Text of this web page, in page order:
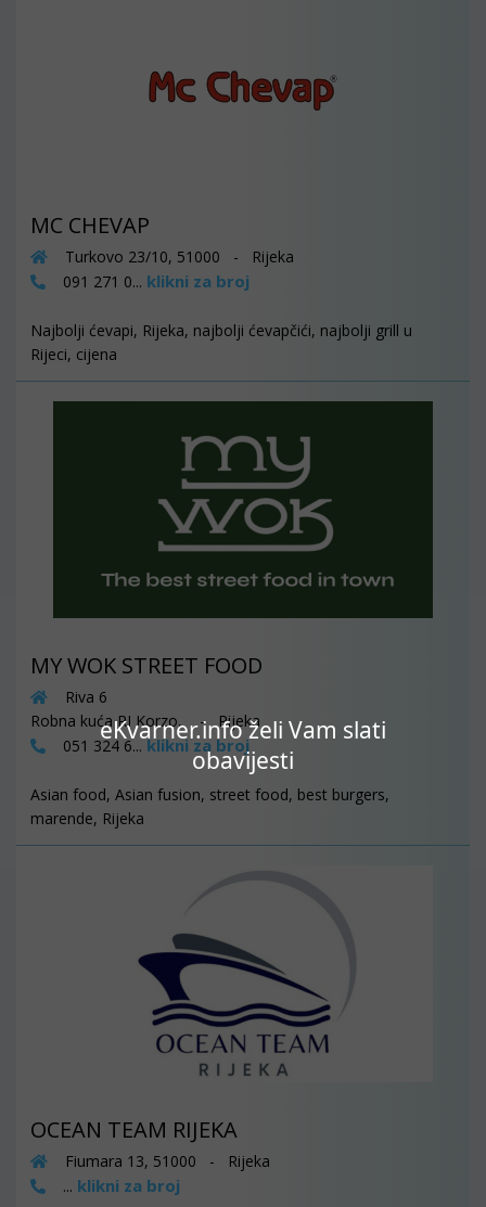
eKvarner.info želi Vam slati
obavijesti
MC CHEVAP
Turkovo 23/10, 51000 - Rijeka
091 271 0... klikni za broj
Najbolji ćevapi, Rijeka, najbolji ćevapčići, najbolji grill u
Rijeci, cijena
MY WOK STREET FOOD
Riva 6
Robna kuća RI Korzo, - Rijeka
051 324 6...klikni za broj
Asian food, Asian fusion, street food, best burgers,
marende, Rijeka
OCEAN TEAM RIJEKA
Fiumara 13, 51000 - Rijeka
... klikni za broj